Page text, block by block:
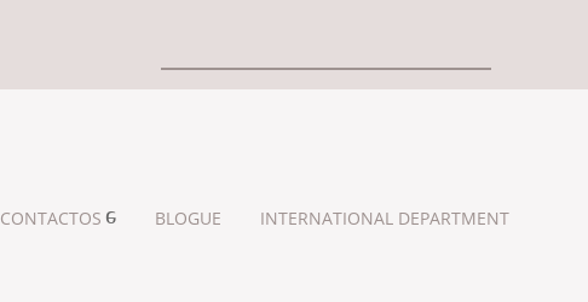
CONTACTOS BLOGUE INTERNATIONAL DEPARTMENT